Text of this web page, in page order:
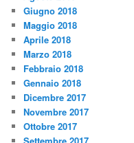
Giugno 2018
Maggio 2018
Aprile 2018
Marzo 2018
Febbraio 2018
Gennaio 2018
Dicembre 2017
Novembre 2017
Ottobre 2017